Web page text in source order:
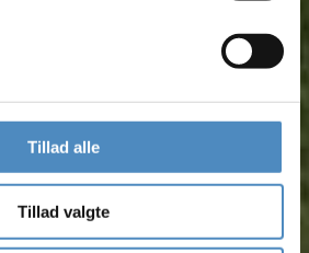
Tillad alle
Tillad valgte